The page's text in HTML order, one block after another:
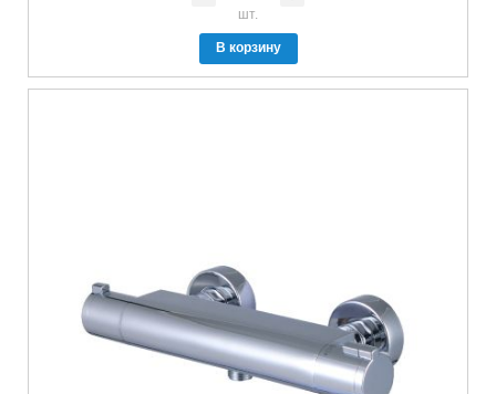
шт.
В корзину